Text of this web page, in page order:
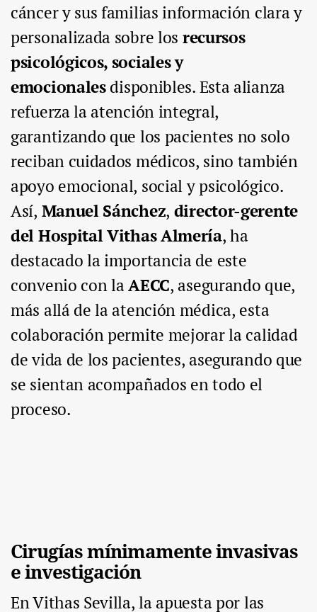
cáncer y sus familias información clara y
personalizada sobre los recursos
psicológicos, sociales y
emocionalesdisponibles. Esta alianza
refuerza la atención integral,
garantizando que los pacientes no solo
reciban cuidados médicos, sino también
apoyo emocional, social y psicológico.
Así, Manuel Sánchez, director-gerente
del Hospital Vithas Almería, ha
destacado la importancia de este
convenio con laAECC, asegurando que,
más allá de la atención médica, esta
colaboración permite mejorar la calidad
de vida de los pacientes, asegurando que
se sientan acompañados en todo el
proceso.
Cirugías mínimamente invasivas
e investigación
En Vithas Sevilla, la apuesta por las